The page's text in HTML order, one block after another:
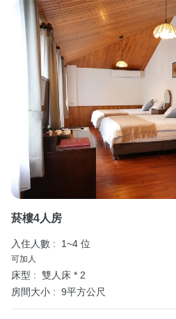
菸樓4人房
入住人數 : 1~4 位
可加人
床型 : 雙人床 * 2
房間大小 : 9平方公尺